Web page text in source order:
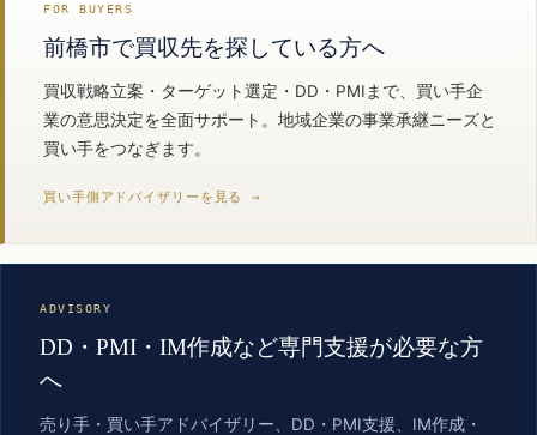
FOR BUYERS
前橋市で買収先を探している方へ
買収戦略立案・ターゲット選定・DD・PMIまで、買い手企
業の意思決定を全面サポート。地域企業の事業承継ニーズと
買い手をつなぎます。
買い手側アドバイザリーを見る →
ADVISORY
DD・PMI・IM作成など専門支援が必要な方
へ
売り手・買い手アドバイザリー、DD・PMI支援、IM作成・